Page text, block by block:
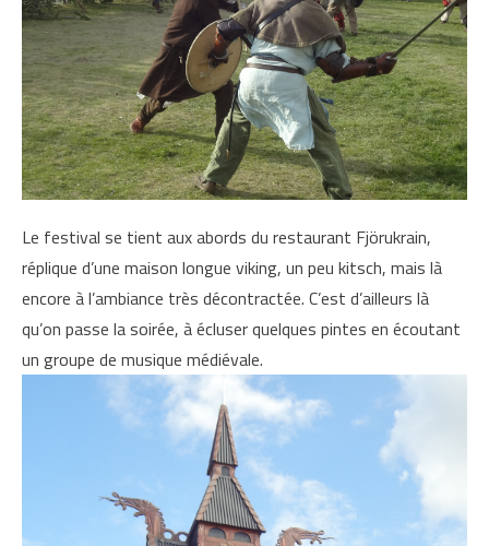
Le festival se tient aux abords du restaurant Fjörukrain,
réplique d’une maison longue viking, un peu kitsch, mais là
encore à l’ambiance très décontractée. C’est d’ailleurs là
qu’on passe la soirée, à écluser quelques pintes en écoutant
un groupe de musique médiévale.